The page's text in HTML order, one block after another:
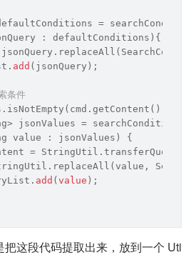
=
: defaultConditions){
add (jsonQuery);
条件
> jsonValues =
value : jsonValues) {
=
add ( value );
这段代码提取出来，放到一个 Uti